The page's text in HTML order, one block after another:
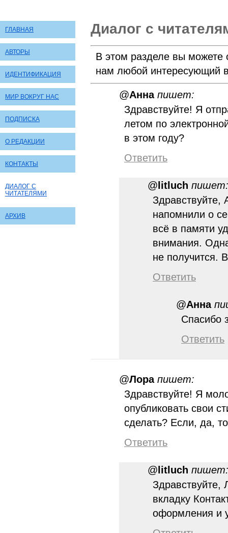
ГЛАВНАЯ
АВТОРЫ
ИДЕНТИФИКАЦИЯ
МИР ВОКРУГ НАС
ПОДПИСКА
О РЕДАКЦИИ
КОНТАКТЫ
ДИАЛОГ С
ЧИТАТЕЛЯМИ
АРХИВ
Диалог с
В этом разделе вы можете
нам любой интересующий
@Анна пишет:
Здравствуйте! Я
летом по
в этом году?
Ответить
@ litluch пишет:
Здравствуйте,
напомнили о
всё в памяти
внимания.
не получится.
Ответить
@Анна
Спасибо
Ответить
@Лора пишет:
Здравствуйте! Я
опубликовать свои
сделать? Если, да,
Ответить
@ litluch пишет:
Здравствуйте,
вкладку
оформления и